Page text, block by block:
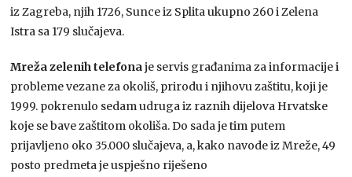
iz Zagreba, njih 1726, Sunce iz Splita ukupno 260 i Zelena
Istra sa 179 slučajeva.
Mreža zelenih telefonaje servis građanima za informacije i
probleme vezane za okoliš, prirodu i njihovu zaštitu, koji je
1999. pokrenulo sedam udruga iz raznih dijelova Hrvatske
koje se bave zaštitom okoliša. Do sada je tim putem
prijavljeno oko 35.000 slučajeva, a, kako navode iz Mreže, 49
posto predmeta je uspješno riješeno